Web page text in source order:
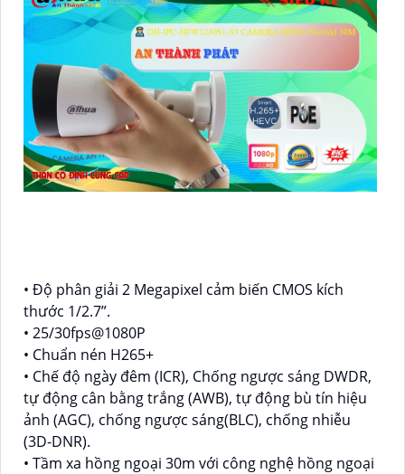
• Độ phân giải 2 Megapixel cảm biến CMOS kích
thước 1/2.7”.
• 25/30fps@1080P
• Chuẩn nén H265+
• Chế độ ngày đêm (ICR), Chống ngược sáng DWDR,
tự động cân bằng trắng (AWB), tự động bù tín hiệu
ảnh (AGC), chống ngược sáng(BLC), chống nhiễu
(3D-DNR).
• Tầm xa hồng ngoại 30m với công nghệ hồng ngoại